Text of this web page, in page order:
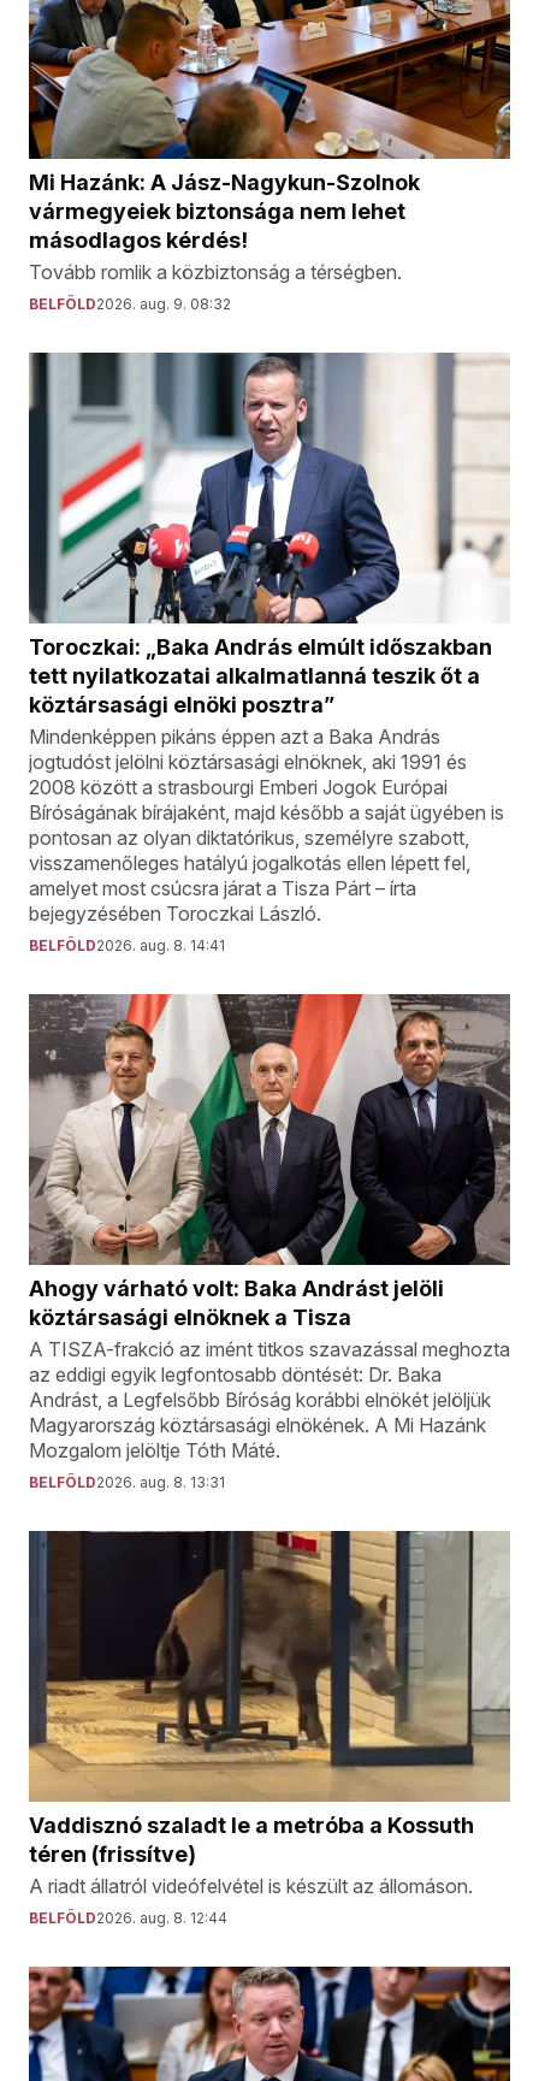
Mi Hazánk: A Jász-Nagykun-Szolnok
vármegyeiek biztonsága nem lehet
másodlagos kérdés!
Tovább romlik a közbiztonság a térségben.
BELFÖLD2026. aug. 9. 08:32
Toroczkai: „Baka András elmúlt időszakban
tett nyilatkozatai alkalmatlanná teszik őt a
köztársasági elnöki posztra”
Mindenképpen pikáns éppen azt a Baka András
jogtudóst jelölni köztársasági elnöknek, aki 1991 és
2008 között a strasbourgi Emberi Jogok Európai
Bíróságának bírájaként, majd később a saját ügyében is
pontosan az olyan diktatórikus, személyre szabott,
visszamenőleges hatályú jogalkotás ellen lépett fel,
amelyet most csúcsra járat a Tisza Párt – írta
bejegyzésében Toroczkai László.
BELFÖLD2026. aug. 8. 14:41
Ahogy várható volt: Baka Andrást jelöli
köztársasági elnöknek a Tisza
A TISZA-frakció az imént titkos szavazással meghozta
az eddigi egyik legfontosabb döntését: Dr. Baka
Andrást, a Legfelsőbb Bíróság korábbi elnökét jelöljük
Magyarország köztársasági elnökének. A Mi Hazánk
Mozgalom jelöltje Tóth Máté.
BELFÖLD2026. aug. 8. 13:31
Vaddisznó szaladt le a metróba a Kossuth
téren (frissítve)
A riadt állatról videófelvétel is készült az állomáson.
BELFÖLD2026. aug. 8. 12:44